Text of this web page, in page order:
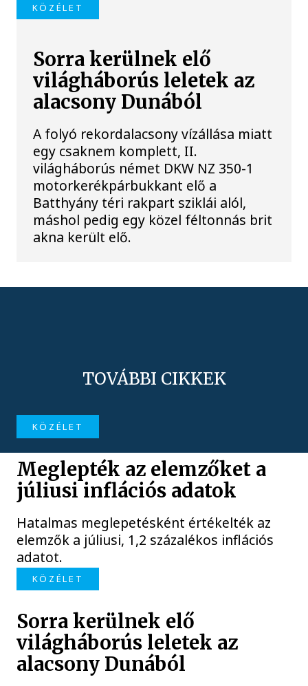
KÖZÉLET
Sorra kerülnek elő
világháborús leletek az
alacsony Dunából
A folyó rekordalacsony vízállása miatt
egy csaknem komplett, II.
világháborús német DKW NZ 350-1
motorkerékpárbukkant elő a
Batthyány téri rakpart sziklái alól,
máshol pedig egy közel féltonnás brit
akna került elő.
TOVÁBBI CIKKEK
KÖZÉLET
Meglepték az elemzőket a
júliusi inflációs adatok
Hatalmas meglepetésként értékelték az
elemzők a júliusi, 1,2 százalékos inflációs
adatot.
KÖZÉLET
Sorra kerülnek elő
világháborús leletek az
alacsony Dunából